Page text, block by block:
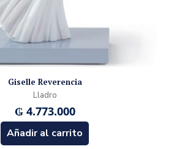
Giselle Reverencia
Lladro
₲4.773.000
Añadir al carrito